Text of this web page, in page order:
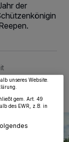
der
Daten
zu. Durch Auswahl
zu
am unteren
unseres Website.
gem. Art. 49
des EWR, z.B. in